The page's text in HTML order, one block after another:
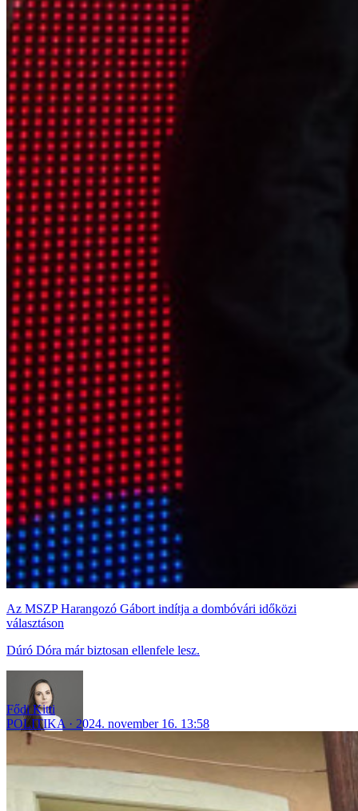
Az MSZP Harangozó Gábort indítja a dombóvári időközi
választáson
Dúró Dóra már biztosan ellenfele lesz.
Fődi Kitti
POLITIKA
2024. november 16. 13:58